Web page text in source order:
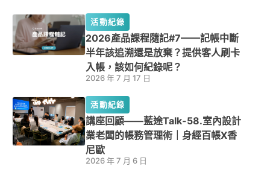
活動紀錄
2026產品課程隨記#7——記帳中斷
半年該追溯還是放棄？提供客人刷卡
入帳，該如何紀錄呢？
2026 年 7 月 17 日
活動紀錄
講座回顧——藍途Talk-58.室內設計
業老闆的帳務管理術｜身經百帳X香
尼歐
2026 年 7 月 6 日